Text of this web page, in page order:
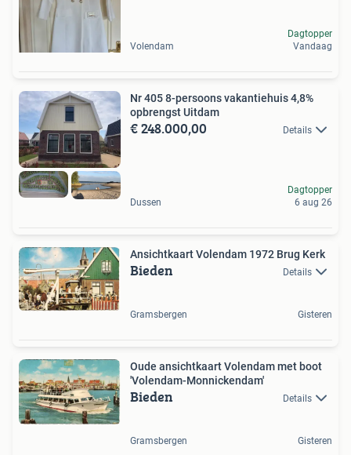
Volendam
Dagtopper
Vandaag
Nr 405 8-persoons vakantiehuis 4,8%
opbrengst Uitdam
€ 248.000,00 Details
Dussen
Dagtopper
6 aug 26
Ansichtkaart Volendam 1972 Brug Kerk
Bieden Details
Gramsbergen Gisteren
Oude ansichtkaart Volendam met boot
'Volendam-Monnickendam'
Bieden Details
Gramsbergen Gisteren